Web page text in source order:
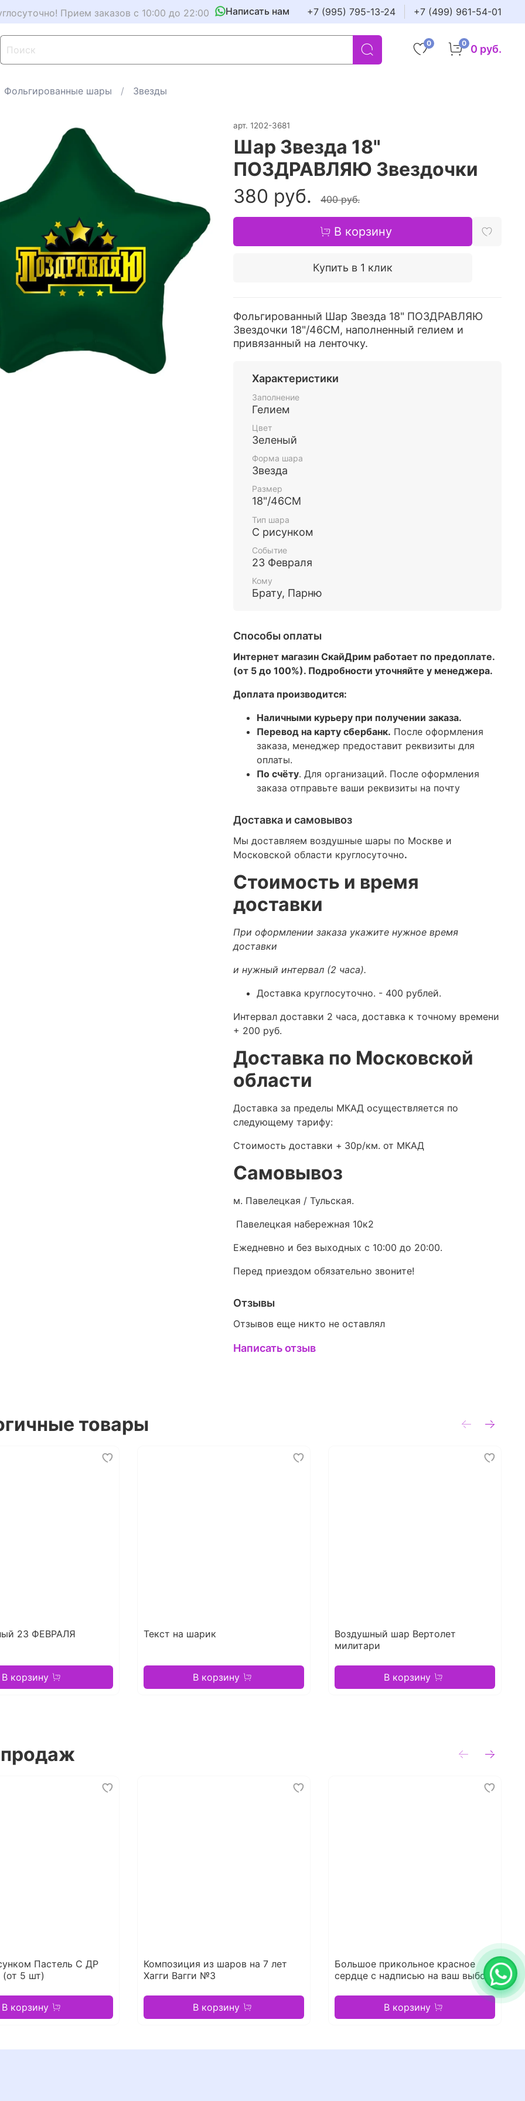
Прием заказов с 10:00 до 22:00 Написать нам +7 (995) 795-13-24 +7 (499) 961-54-01
0 0 0 руб.
Фольгированные шары Звезды
арт. 1202-3681
Шар Звезда 18"
ПОЗДРАВЛЯЮ Звездочки
380 руб.
400 руб.
В корзину
Купить в 1 клик
Фольгированный Шар Звезда 18" ПОЗДРАВЛЯЮ
Звездочки 18"/46СМ, наполненный гелием и
привязанный на ленточку.
Характеристики
Заполнение
Гелием
Цвет
Зеленый
Форма шара
Звезда
Размер
18"/46СМ
Тип шара
С рисунком
Событие
23 Февраля
Кому
Брату, Парню
Способы оплаты
Интернет магазин СкайДрим работает по предоплате.
(от 5 до 100%). Подробности уточняйте у менеджера.
Доплата производится:
Наличными курьеру при получении заказа.
Перевод на карту сбербанк. После оформления
заказа, менеджер предоставит реквизиты для
оплаты.
По счёту. Для организаций. После оформления
заказа отправьте ваши реквизиты на почту
Доставка и самовывоз
Мы доставляем воздушные шары по Москве и
Московской области круглосуточно.
Стоимость и время
доставки
При оформлении заказа укажите нужное время
доставки
и нужный интервал (2 часа).
Доставка круглосуточно. - 400 рублей.
Интервал доставки 2 часа, доставка к точному времени
+ 200 руб.
Доставка по Московской
области
Доставка за пределы МКАД осуществляется по
следующему тарифу:
Стоимость доставки + 30р/км. от МКАД
Самовывоз
м. Павелецкая / Тульская.
Павелецкая набережная 10к2
Ежедневно и без выходных с 10:00 до 20:00.
Перед приездом обязательно звоните!
Отзывы
Отзывов еще никто не оставлял
Написать отзыв
товары
23 ФЕВРАЛЯ
В корзину
Текст на шарик
В корзину
Воздушный шар Вертолет
милитари
В корзину
Пастель С ДР
(от 5 шт)
В корзину
Композиция из шаров на 7 лет
Хагги Вагги №3
В корзину
Большое прикольное красное
сердце с надписью на ваш выбор
В корзину